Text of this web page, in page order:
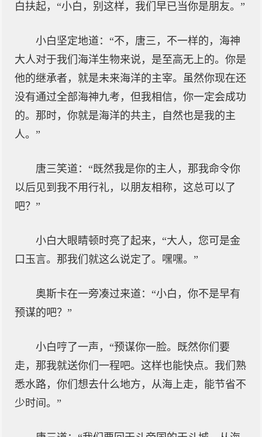
白扶起，“小白，别这样，我们早已当你是朋友。”
小白坚定地道：“不，唐三，不一样的，海神
大人对于我们海洋生物来说，是至高无上的。你是
他的继承者，就是未来海洋的主宰。虽然你现在还
没有通过全部海神九考，但我相信，你一定会成功
的。那时，你就是海洋的共主，自然也是我的主
人。”
唐三笑道：“既然我是你的主人，那我命令你
以后见到我不用行礼，以朋友相称，这总可以了
吧？”
小白大眼睛顿时亮了起来，“大人，您可是金
口玉言。那我们就这么说定了。嘿嘿。”
奥斯卡在一旁凑过来道：“小白，你不是早有
预谋的吧？”
小白哼了一声，“预谋你一脸。既然你们要
走，那我就送你们一程吧。这样也能快点。我们熟
悉水路，你们想去什么地方，从海上走，能节省不
少时间。”